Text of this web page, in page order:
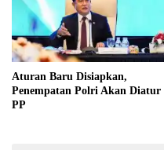
Aturan Baru Disiapkan,
Penempatan Polri Akan Diatur
PP